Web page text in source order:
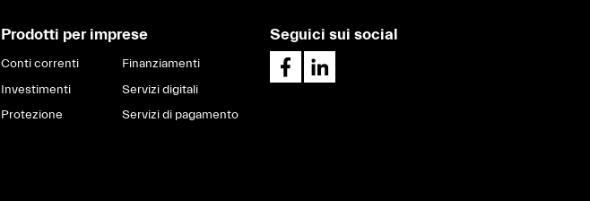
Prodotti per imprese
Conti correnti
Investimenti
Protezione
Finanziamenti
Servizi digitali
Servizi di pagamento
Seguici sui social